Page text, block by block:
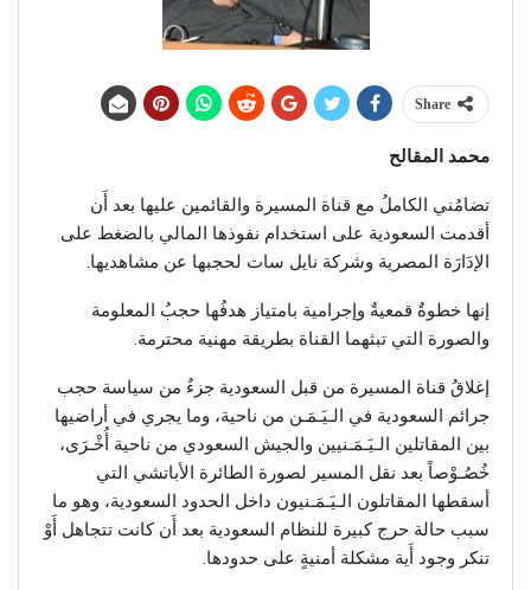
Share
محمد المقالح
تضامُني الكاملُ مع قناة المسيرة والقائمين عليها بعد أَن
أقدمت السعودية على استخدام نفوذها المالي بالضغط على
الإدَارَة المصرية وشركة نايل سات لحجبها عن مشاهديها.
إنها خطوةٌ قمعيةٌ وإجرامية بامتياز هدفُها حجبُ المعلومة
والصورة التي تبثهما القناة بطريقة مهنية محترمة.
إغلاقُ قناة المسيرة من قبل السعودية جزءٌ من سياسة حجب
جرائم السعودية في الـيَـمَـن من ناحية، وما يجري في أراضيها
بين المقاتلين الـيَـمَـنيين والجيش السعودي من ناحية أُخْـرَى،
خُصُـوْصاً بعد نقل المسير لصورة الطائرة الأباتشي التي
أسقطها المقاتلون الـيَـمَـنيون داخل الحدود السعودية، وهو ما
سبب حالة حرج كبيرة للنظام السعودية بعد أَن كانت تتجاهل أَوْ
تنكر وجود أَية مشكلة أمنيةٍ على حدودها.